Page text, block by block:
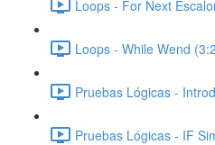
Loops - For Next
Loops - While Wend
Pruebas Lógicas -
Pruebas Lógicas - IF